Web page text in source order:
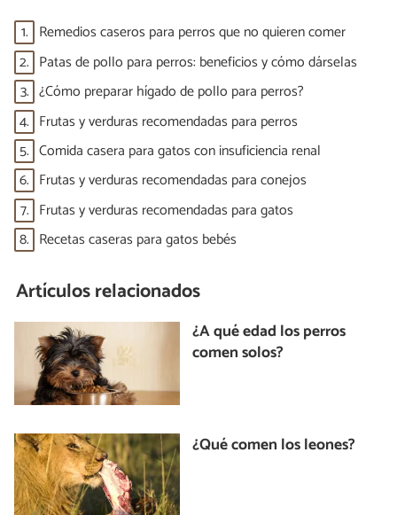
1. Remedios caseros para perros que no quieren comer
2. Patas de pollo para perros: beneficios y cómo dárselas
3. ¿Cómo preparar hígado de pollo para perros?
4. Frutas y verduras recomendadas para perros
5. Comida casera para gatos con insuficiencia renal
6. Frutas y verduras recomendadas para conejos
7. Frutas y verduras recomendadas para gatos
8. Recetas caseras para gatos bebés
Artículos relacionados
¿A qué edad los perros
comen solos?
¿Qué comen los leones?